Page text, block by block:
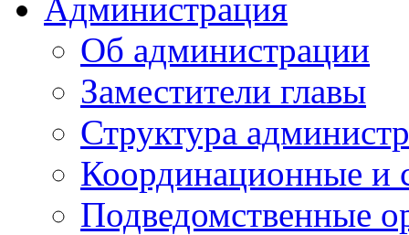
Администрация
Об администрации
Заместители главы
Структура
Координационные и
Подведомственные